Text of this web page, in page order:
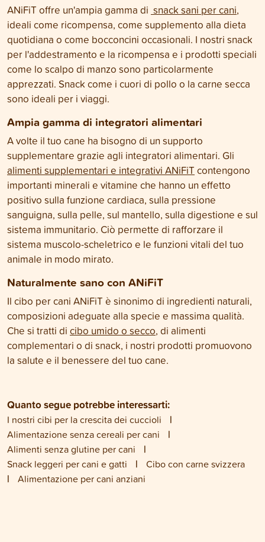
ANiFiT offre un'ampia gamma di snack sani per cani,
ideali come ricompensa, come supplemento alla dieta
quotidiana o come bocconcini occasionali. I nostri snack
per l'addestramento e la ricompensa e i prodotti speciali
come lo scalpo di manzo sono particolarmente
apprezzati. Snack come i cuori di pollo o la carne secca
sono ideali per i viaggi.
Ampia gamma di integratori alimentari
A volte il tuo cane ha bisogno di un supporto
supplementare grazie agli integratori alimentari. Gli
alimenti supplementari e integrativi ANiFiT contengono
importanti minerali e vitamine che hanno un effetto
positivo sulla funzione cardiaca, sulla pressione
sanguigna, sulla pelle, sul mantello, sulla digestione e sul
sistema immunitario. Ciò permette di rafforzare il
sistema muscolo-scheletrico e le funzioni vitali del tuo
animale in modo mirato.
Naturalmente sano con ANiFiT
Il cibo per cani ANiFiT è sinonimo di ingredienti naturali,
composizioni adeguate alla specie e massima qualità.
Che si tratti di cibo umido o secco, di alimenti
complementari o di snack, i nostri prodotti promuovono
la salute e il benessere del tuo cane.
Quanto segue potrebbe interessarti:
I nostri cibi per la crescita dei cuccioli
Alimentazione senza cereali per cani
Alimenti senza glutine per cani
Snack leggeri per cani e gatti
Cibo con carne svizzera
Alimentazione per cani anziani